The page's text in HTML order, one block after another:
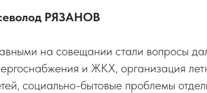
РЯЗАНОВ
на совещании стали вопросы
и ЖКХ, организация
социально-бытовые проблемы